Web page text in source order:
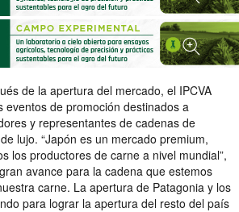
de la apertura del mercado, el IPCVA
eventos de promoción destinados a
y representantes de cadenas de
lujo. “Japón es un mercado premium,
los productores de carne a nivel mundial”,
avance para la cadena que estemos
carne. La apertura de Patagonia y los
para lograr la apertura del resto del país